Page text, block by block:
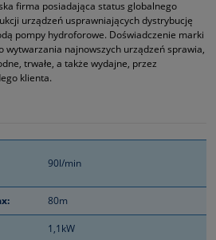
firma posiadająca status globalnego
urządzeń usprawniających dystrybucję
pompy hydroforowe. Doświadczenie marki
wytwarzania najnowszych urządzeń sprawia,
trwałe, a także wydajne, przez
klienta.
90l/min
80m
1,1kW